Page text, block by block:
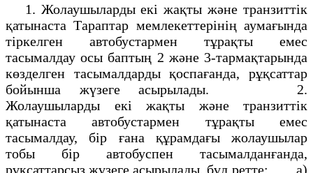
1. Жолаушыларды екi жақты және транзиттiк
қатынаста Тараптар мемлекеттерiнiң аумағында
тiркелген автобустармен тұрақты емес
тасымалдау осы баптың 2 және 3-тармақтарында
көзделген тасымалдарды қоспағанда, рұқсаттар
бойынша жүзеге асырылады. 2.
Жолаушыларды екi жақты және транзиттiк
қатынаста автобустармен тұрақты емес
тасымалдау, бiр ғана құрамдағы жолаушылар
тобы бiр автобуспен тасымалданғанда,
рұқсаттарсыз жүзеге асырылады, бұл ретте: а)